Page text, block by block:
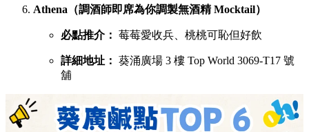
Athena（調酒師即席為你調製無酒精 Mocktail）
必點推介： 莓莓愛收兵、桃桃可恥但好飲
詳細地址： 葵涌廣場 3 樓 Top World 3069-T17 號
舖